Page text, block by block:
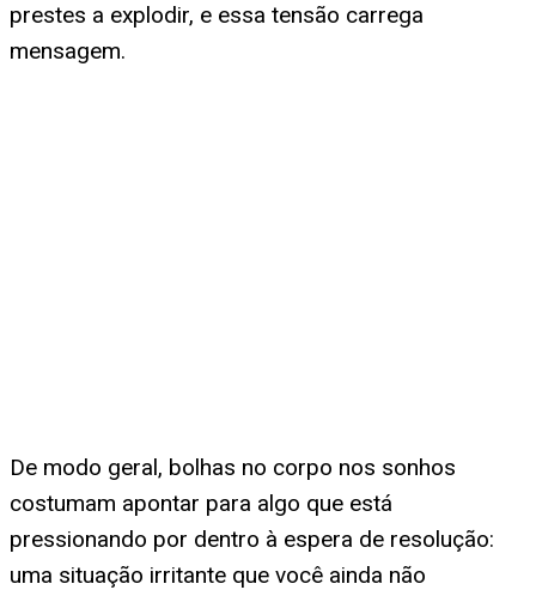
prestes a explodir, e essa tensão carrega
mensagem.
De modo geral, bolhas no corpo nos sonhos
costumam apontar para algo que está
pressionando por dentro à espera de resolução:
uma situação irritante que você ainda não